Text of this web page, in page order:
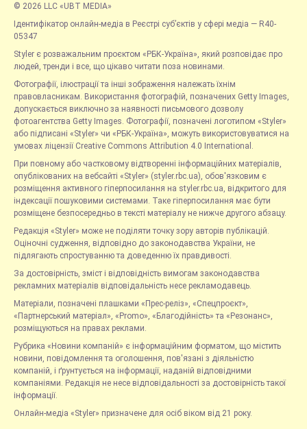
© 2026 LLC «UBT MEDIA»
Ідентифікатор онлайн-медіа в Реєстрі суб’єктів у сфері медіа — R40-
05347
Styler є розважальним проєктом «РБК-Україна», який розповідає про
людей, тренди і все, що цікаво читати поза новинами.
Фотографії, ілюстрації та інші зображення належать їхнім
правовласникам. Використання фотографій, позначених Getty Images,
допускається виключно за наявності письмового дозволу
фотоагентства Getty Images. Фотографії, позначені логотипом «Styler»
або підписані «Styler» чи «РБК-Україна», можуть використовуватися на
умовах ліцензії Creative Commons Attribution 4.0 International.
При повному або частковому відтворенні інформаційних матеріалів,
опублікованих на вебсайті «Styler» (styler.rbc.ua), обов'язковим є
розміщення активного гіперпосилання на styler.rbc.ua, відкритого для
індексації пошуковими системами. Таке гіперпосилання має бути
розміщене безпосередньо в тексті матеріалу не нижче другого абзацу.
Редакція «Styler» може не поділяти точку зору авторів публікацій.
Оціночні судження, відповідно до законодавства України, не
підлягають спростуванню та доведенню їх правдивості.
За достовірність, зміст і відповідність вимогам законодавства
рекламних матеріалів відповідальність несе рекламодавець.
Матеріали, позначені плашками «Прес-реліз», «Спецпроєкт»,
«Партнерський матеріал», «Promo», «Благодійність» та «Резонанс»,
розміщуються на правах реклами.
Рубрика «Новини компаній» є інформаційним форматом, що містить
новини, повідомлення та оголошення, пов'язані з діяльністю
компаній, і ґрунтується на інформації, наданій відповідними
компаніями. Редакція не несе відповідальності за достовірність такої
інформації.
Онлайн-медіа «Styler» призначене для осіб віком від 21 року.